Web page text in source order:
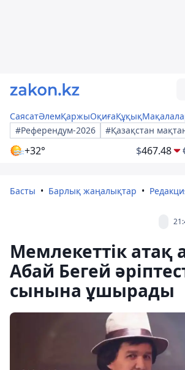
СаясатӘлемҚаржыОқиғаҚұқық
#Референдум-2026
#Қазақстан
+32° $467.48
Басты Барлық жаңалықтар
Мемлекеттік атақ
Абай Бегей
сынына ұшырады